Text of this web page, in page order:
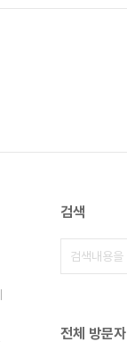
검색
전체 방문자